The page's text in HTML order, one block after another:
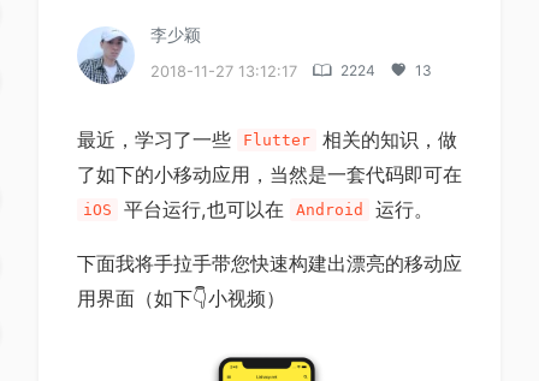
李少颖
2018-11-27 13:12:17 2224 13
最近，学习了一些 Flutter
相关的知识，做
了如下的小移动应用，当然是一套代码即可在
iOS 平台运行,也可以在 Android 运行。
下面我将手拉手带您快速构建出漂亮的移动应
用界面（如下👇小视频）